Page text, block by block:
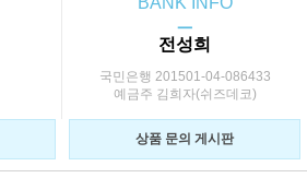
ㅡ
전성희
국민은행 201501-04-086433
예금주 김희자(쉬즈데코)
상품 문의 게시판